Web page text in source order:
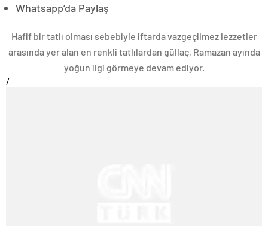
Whatsapp’da Paylaş
Hafif bir tatlı olması sebebiyle iftarda vazgeçilmez lezzetler
arasında yer alan en renkli tatlılardan güllaç, Ramazan ayında
yoğun ilgi görmeye devam ediyor.
/